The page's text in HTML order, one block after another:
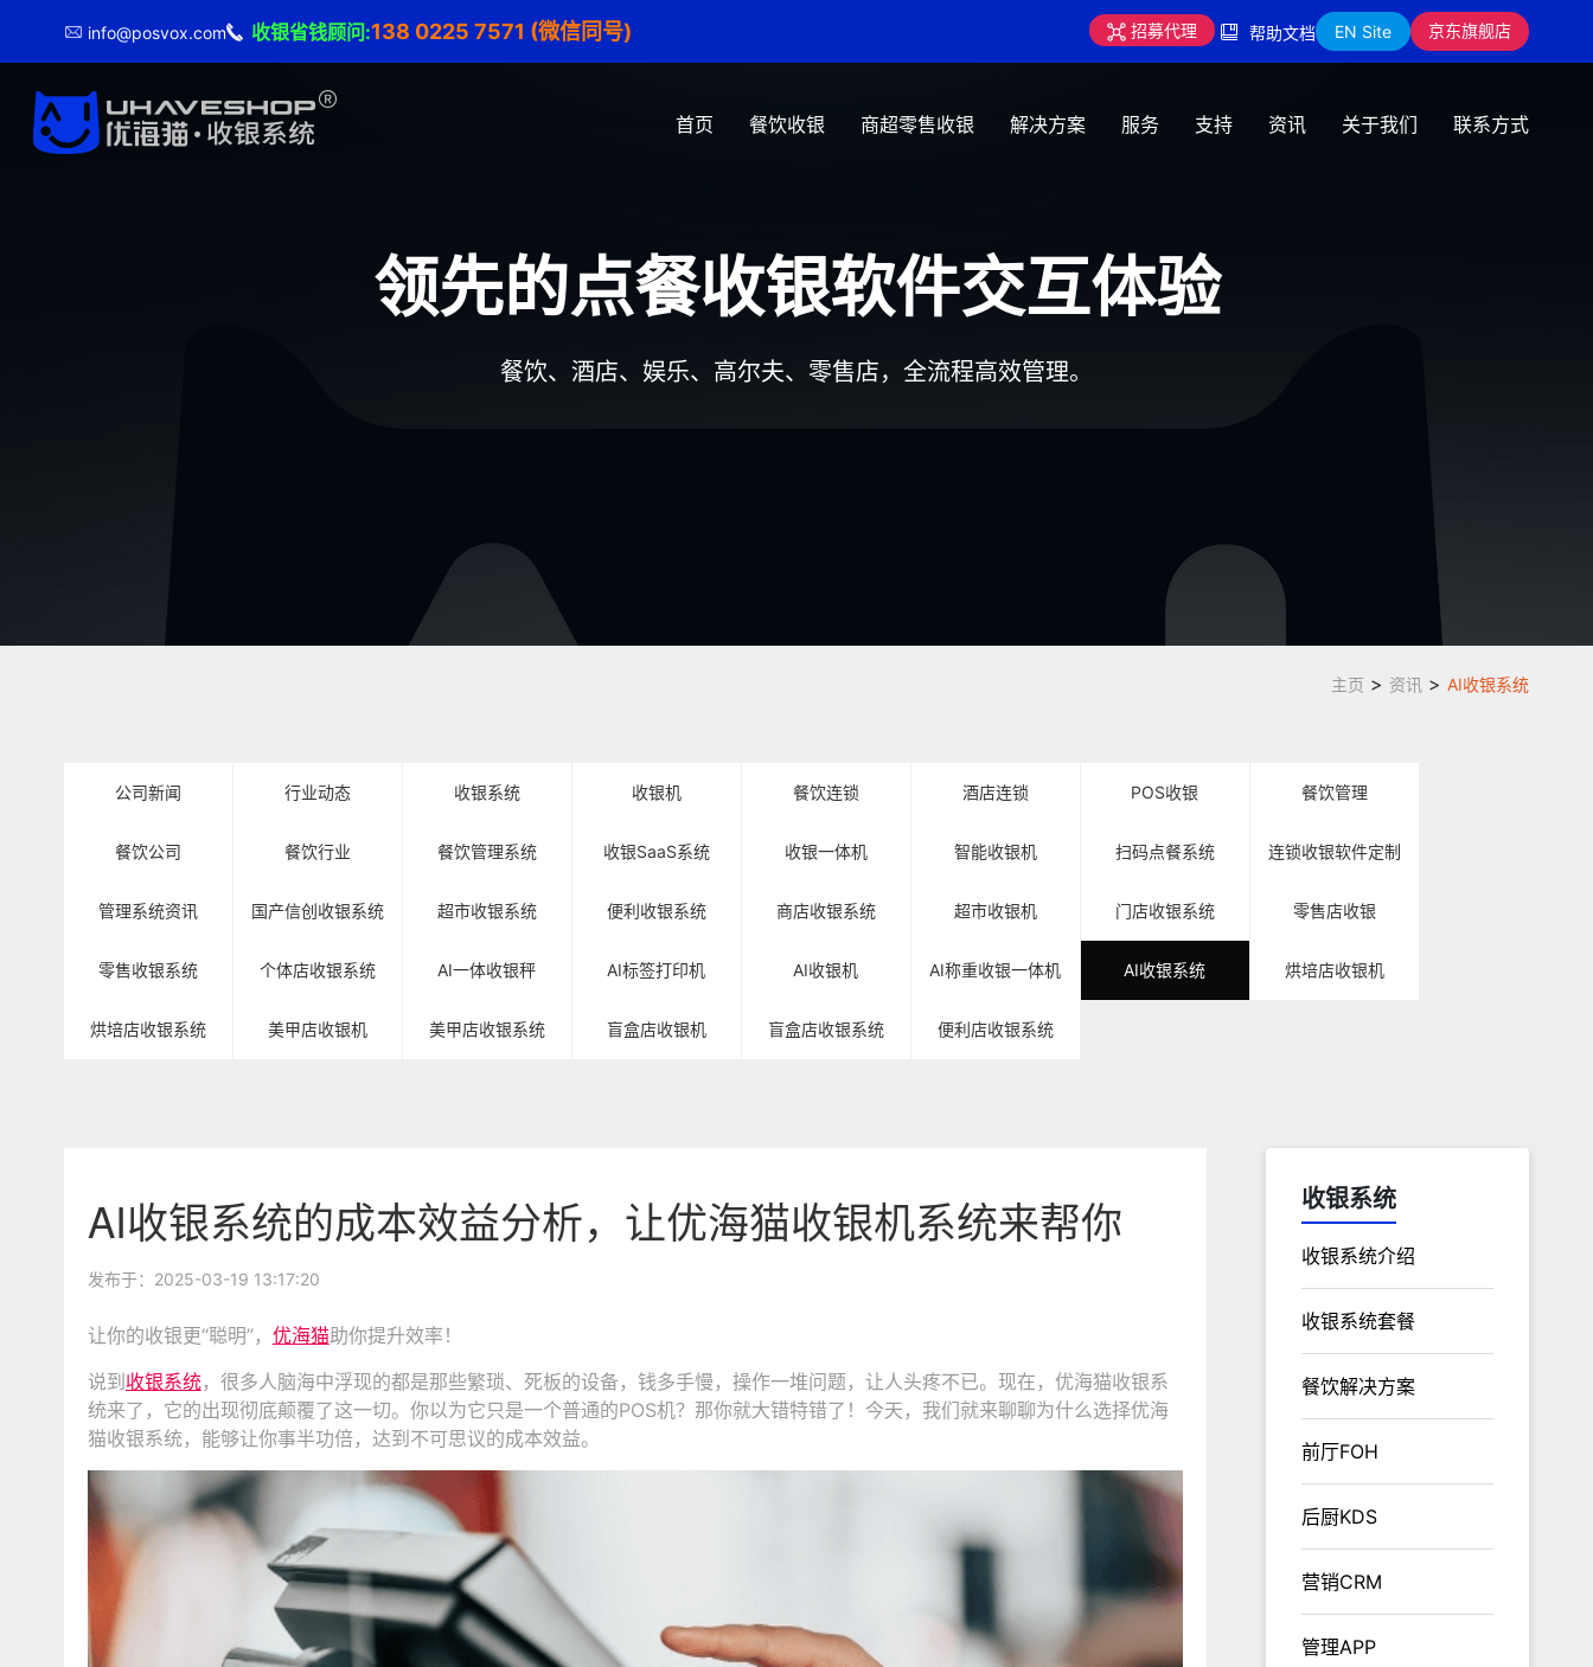
info@posvox.com 收银省钱顾问:138 0225 7571 (微信同号) 招募代理 帮助文档 EN Site 京东旗舰店
首页 餐饮收银 商超零售收银 解决方案 服务 支持 资讯 关于我们 联系方式
领先的点餐收银软件交互体验
餐饮、酒店、娱乐、高尔夫、零售店，全流程高效管理。
主页 > 资讯 >AI收银系统
公司新闻 行业动态 收银系统 收银机 餐饮连锁 酒店连锁 POS收银 餐饮管理
餐饮公司 餐饮行业 餐饮管理系统 收银SaaS系统 收银一体机 智能收银机 扫码点餐系统 连锁收银软件定制
管理系统资讯 国产信创收银系统 超市收银系统 便利收银系统 商店收银系统 超市收银机 门店收银系统 零售店收银
零售收银系统 个体店收银系统 AI一体收银秤 AI标签打印机 AI收银机 AI称重收银一体机 AI收银系统 烘培店收银机
烘培店收银系统 美甲店收银机 美甲店收银系统 盲盒店收银机 盲盒店收银系统 便利店收银系统
AI收银系统的成本效益分析，让优海猫收银机系统来帮你
发布于：2025-03-19 13:17:20
让你的收银更“聪明”， 优海猫助你提升效率！
说到 收银系统，很多人脑海中浮现的都是那些繁琐、死板的设备，钱多手慢，操作一堆问题，让人头疼不已。现在，优海猫收银系
统来了，它的出现彻底颠覆了这一切。你以为它只是一个普通的POS机？那你就大错特错了！今天，我们就来聊聊为什么选择优海
猫收银系统，能够让你事半功倍，达到不可思议的成本效益。
收银系统
收银系统介绍
收银系统套餐
餐饮解决方案
前厅FOH
后厨KDS
营销CRM
管理APP